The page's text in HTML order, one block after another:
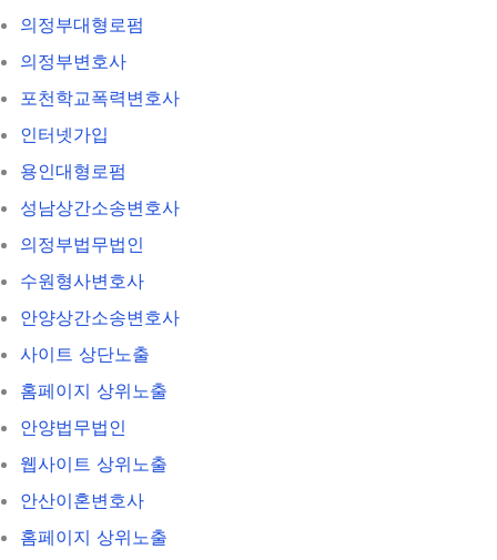
의정부대형로펌
의정부변호사
포천학교폭력변호사
인터넷가입
용인대형로펌
성남상간소송변호사
의정부법무법인
수원형사변호사
안양상간소송변호사
사이트 상단노출
홈페이지 상위노출
안양법무법인
웹사이트 상위노출
안산이혼변호사
홈페이지 상위노출